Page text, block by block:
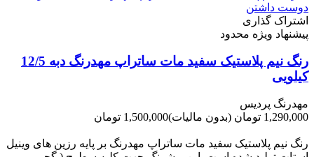
دوست داشتن
اشتراک گذاری
پیشنهاد ویژه محدود
رنگ نیم پلاستیک سفید مات ساتراپ مهدرنگ دبه 12/5
کیلویی
مهدرنگ پردیس
1,290,000 تومان
(بدون مالیات)1,500,000 تومان
رنگ نیم پلاستیک سفید مات ساتراپ مهدرنگ بر پایه رزین های وینیل